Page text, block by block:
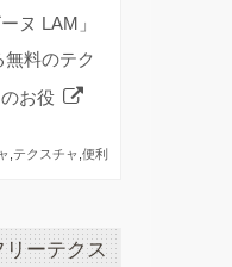
ヌ LAM」
料のテク
お役
テクスチャ 便利
リーテクス